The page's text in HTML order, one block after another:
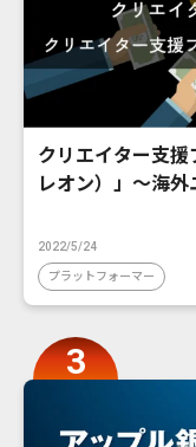
クリエイター支
レオン）」〜海
2022/5/24
プラットフォーマー